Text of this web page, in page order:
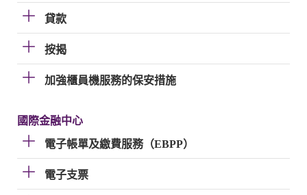
貸款
按揭
加強櫃員機服務的保安措施
國際金融中心
電子帳單及繳費服務（EBPP）
電子支票